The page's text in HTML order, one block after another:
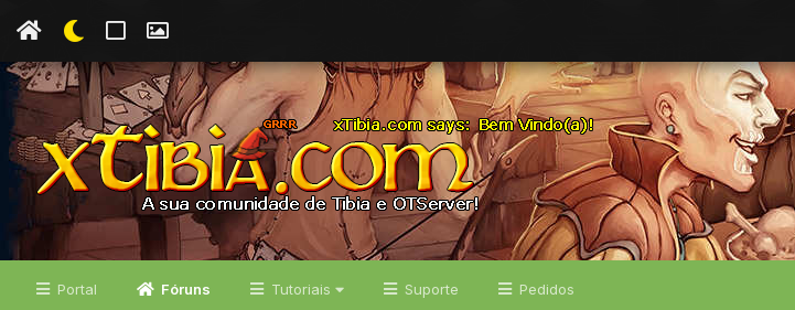
Portal Fóruns Tutoriais Suporte Pedidos